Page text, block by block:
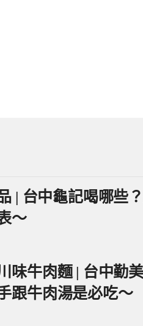
| 台中龜記喝哪些
～
味牛肉麵 | 台中勤
跟牛肉湯是必吃～